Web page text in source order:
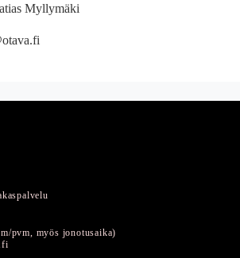
Myllymäki
pvm, myös jonotusaika)